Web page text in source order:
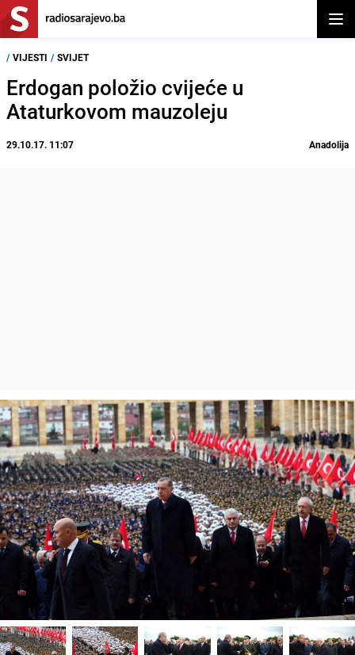
/ VIJESTI / SVIJET
Erdogan položio cvijeće u
Ataturkovom mauzoleju
29.10.17. 11:07 Anadolija